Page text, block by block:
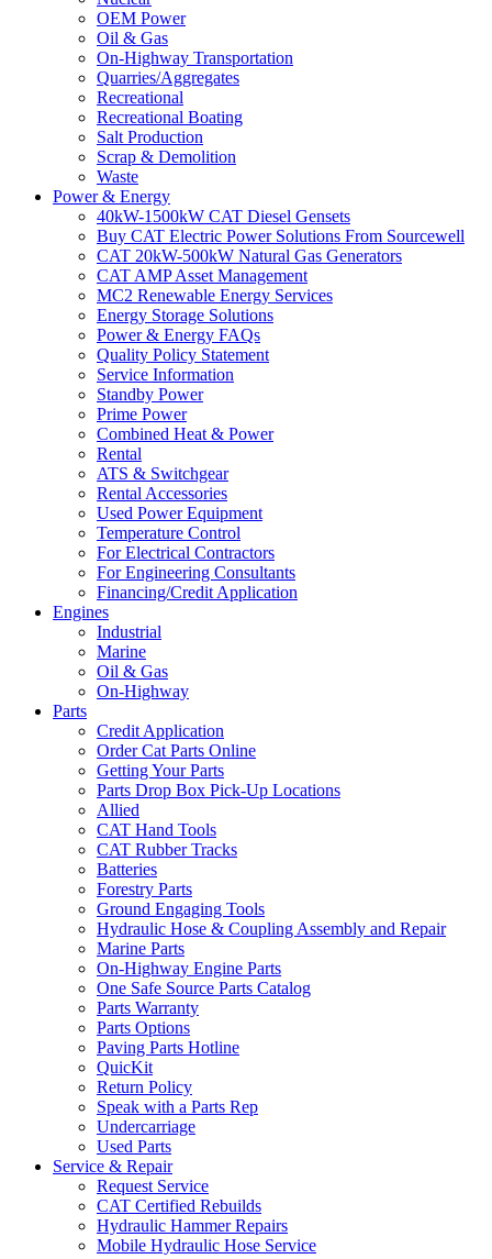
OEM Power
Oil & Gas
On-Highway Transportation
Quarries/Aggregates
Recreational
Recreational Boating
Salt Production
Scrap & Demolition
Waste
Power & Energy
40kW-1500kW CAT Diesel Gensets
Buy CAT Electric Power Solutions From Sourcewell
CAT 20kW-500kW Natural Gas Generators
CAT AMP Asset Management
MC2 Renewable Energy Services
Energy Storage Solutions
Power & Energy FAQs
Quality Policy Statement
Service Information
Standby Power
Prime Power
Combined Heat & Power
Rental
ATS & Switchgear
Rental Accessories
Used Power Equipment
Temperature Control
For Electrical Contractors
For Engineering Consultants
Financing/Credit Application
Engines
Industrial
Marine
Oil & Gas
On-Highway
Parts
Credit Application
Order Cat Parts Online
Getting Your Parts
Parts Drop Box Pick-Up Locations
Allied
CAT Hand Tools
CAT Rubber Tracks
Batteries
Forestry Parts
Ground Engaging Tools
Hydraulic Hose & Coupling Assembly and Repair
Marine Parts
On-Highway Engine Parts
One Safe Source Parts Catalog
Parts Warranty
Parts Options
Paving Parts Hotline
QuicKit
Return Policy
Speak with a Parts Rep
Undercarriage
Used Parts
Service & Repair
Request Service
CAT Certified Rebuilds
Hydraulic Hammer Repairs
Mobile Hydraulic Hose Service